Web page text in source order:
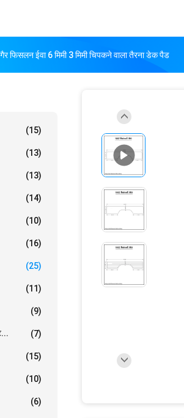
गैर फिसलन ईवा 6 मिमी 3 मिमी चिपकने वाला तैरना डेक पैड
(15)
(13)
(13)
(14)
(10)
(16)
(25)
(11)
(9)
(7)
(15)
(10)
(6)